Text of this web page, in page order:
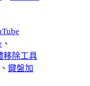
、
移除工具
、 鍵盤加